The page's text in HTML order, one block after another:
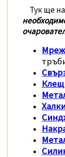
Тук ще